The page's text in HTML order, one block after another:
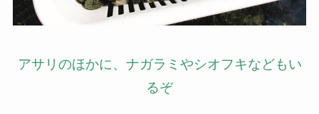
アサリのほかに、ナガラミやシオフキなどもい
るぞ